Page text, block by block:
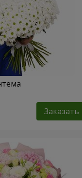
Заказать